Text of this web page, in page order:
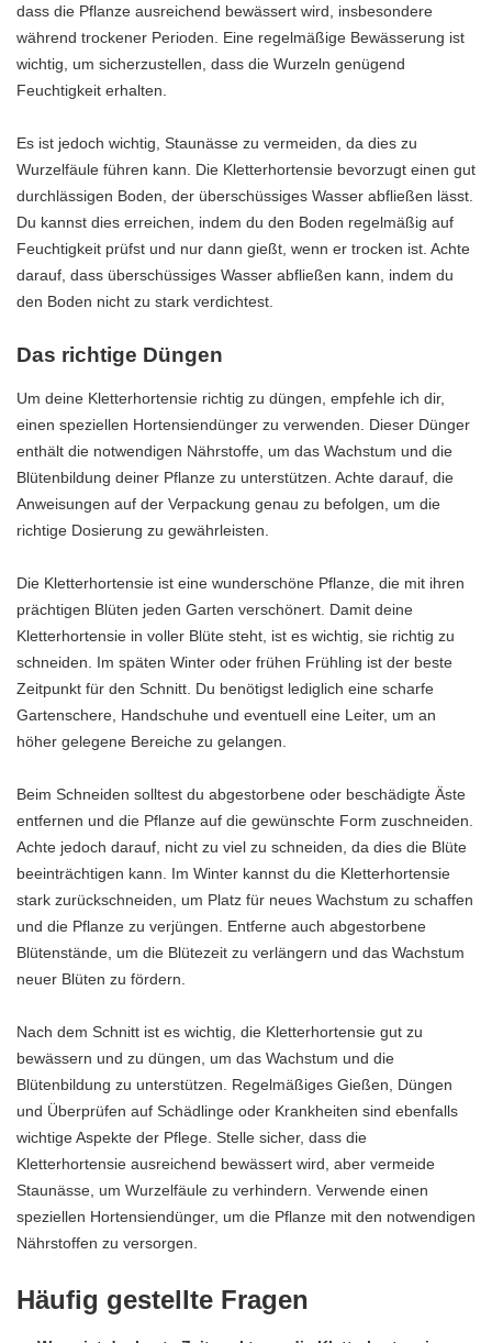
dass die Pflanze ausreichend bewässert wird, insbesondere
während trockener Perioden. Eine regelmäßige Bewässerung ist
wichtig, um sicherzustellen, dass die Wurzeln genügend
Feuchtigkeit erhalten.
Es ist jedoch wichtig, Staunässe zu vermeiden, da dies zu
Wurzelfäule führen kann. Die Kletterhortensie bevorzugt einen gut
durchlässigen Boden, der überschüssiges Wasser abfließen lässt.
Du kannst dies erreichen, indem du den Boden regelmäßig auf
Feuchtigkeit prüfst und nur dann gießt, wenn er trocken ist. Achte
darauf, dass überschüssiges Wasser abfließen kann, indem du
den Boden nicht zu stark verdichtest.
Das richtige Düngen
Um deine Kletterhortensie richtig zu düngen, empfehle ich dir,
einen speziellen Hortensiendünger zu verwenden. Dieser Dünger
enthält die notwendigen Nährstoffe, um das Wachstum und die
Blütenbildung deiner Pflanze zu unterstützen. Achte darauf, die
Anweisungen auf der Verpackung genau zu befolgen, um die
richtige Dosierung zu gewährleisten.
Die Kletterhortensie ist eine wunderschöne Pflanze, die mit ihren
prächtigen Blüten jeden Garten verschönert. Damit deine
Kletterhortensie in voller Blüte steht, ist es wichtig, sie richtig zu
schneiden. Im späten Winter oder frühen Frühling ist der beste
Zeitpunkt für den Schnitt. Du benötigst lediglich eine scharfe
Gartenschere, Handschuhe und eventuell eine Leiter, um an
höher gelegene Bereiche zu gelangen.
Beim Schneiden solltest du abgestorbene oder beschädigte Äste
entfernen und die Pflanze auf die gewünschte Form zuschneiden.
Achte jedoch darauf, nicht zu viel zu schneiden, da dies die Blüte
beeinträchtigen kann. Im Winter kannst du die Kletterhortensie
stark zurückschneiden, um Platz für neues Wachstum zu schaffen
und die Pflanze zu verjüngen. Entferne auch abgestorbene
Blütenstände, um die Blütezeit zu verlängern und das Wachstum
neuer Blüten zu fördern.
Nach dem Schnitt ist es wichtig, die Kletterhortensie gut zu
bewässern und zu düngen, um das Wachstum und die
Blütenbildung zu unterstützen. Regelmäßiges Gießen, Düngen
und Überprüfen auf Schädlinge oder Krankheiten sind ebenfalls
wichtige Aspekte der Pflege. Stelle sicher, dass die
Kletterhortensie ausreichend bewässert wird, aber vermeide
Staunässe, um Wurzelfäule zu verhindern. Verwende einen
speziellen Hortensiendünger, um die Pflanze mit den notwendigen
Nährstoffen zu versorgen.
Häufig gestellte Fragen